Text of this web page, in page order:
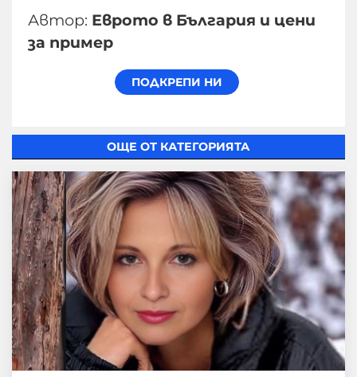
Автор: Еврото в България и цени
за пример
ОЩЕ ОТ КАТЕГОРИЯТА